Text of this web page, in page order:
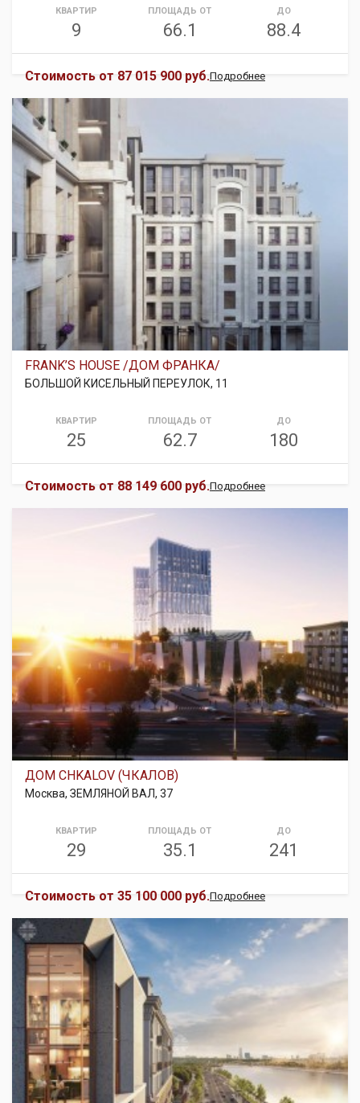
КВАРТИР
9
ПЛОЩАДЬ ОТ
66.1
ДО
88.4
Стоимость от 87 015 900 руб.Подробнее
FRANK’S HOUSE /ДОМ ФРАНКА/
БОЛЬШОЙ КИСЕЛЬНЫЙ ПЕРЕУЛОК, 11
КВАРТИР
25
ПЛОЩАДЬ ОТ
62.7
ДО
180
Стоимость от 88 149 600 руб.Подробнее
ДОМ CHKALOV (ЧКАЛОВ)
Москва, ЗЕМЛЯНОЙ ВАЛ, 37
КВАРТИР
29
ПЛОЩАДЬ ОТ
35.1
ДО
241
Стоимость от 35 100 000 руб.Подробнее